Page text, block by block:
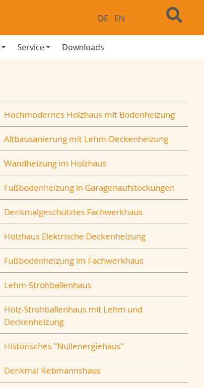
DE EN
Service Downloads
Hochmodernes Holzhaus mit Bodenheizung
Altbausanierung mit Lehm-Deckenheizung
Wandheizung im Holzhaus
Fußbodenheizung in Garagenaufstockungen
Denkmalgeschütztes Fachwerkhaus
Holzhaus Elektrische Deckenheizung
Fußbodenheizung im Fachwerkhaus
Lehm-Strohballenhaus
Holz-Strohballenhaus mit Lehm und
Deckenheizung
Historisches "Nullenergiehaus"
Denkmal Rebmannshaus